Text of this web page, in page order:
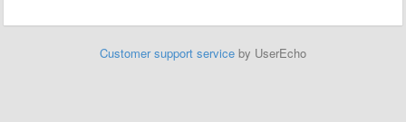
Customer support service by UserEcho